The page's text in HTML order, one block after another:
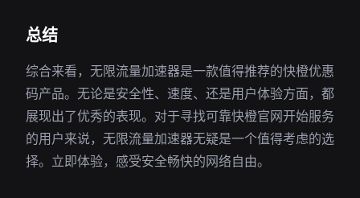
总结
综合来看，无限流量加速器是一款值得推荐的快橙优惠
码产品。无论是安全性、速度、还是用户体验方面，都
展现出了优秀的表现。对于寻找可靠快橙官网开始服务
的用户来说，无限流量加速器无疑是一个值得考虑的选
择。立即体验，感受安全畅快的网络自由。